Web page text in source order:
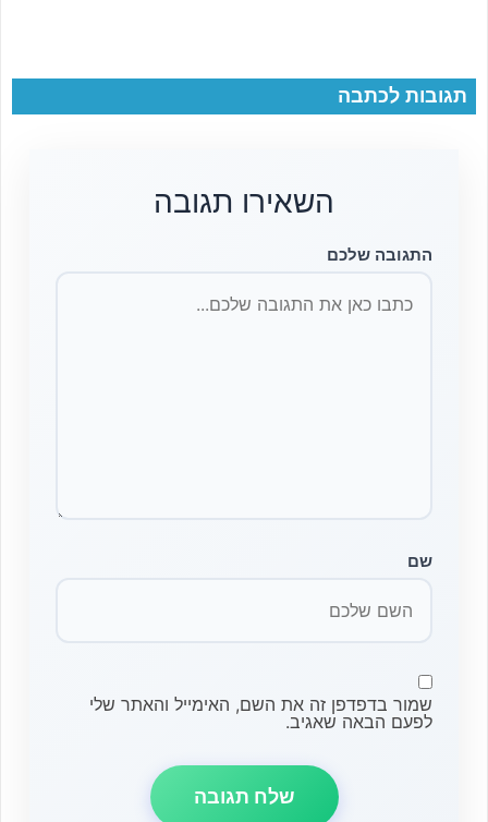
תגובות לכתבה
השאירו תגובה
התגובה שלכם
שם
שמור בדפדפן זה את השם, האימייל והאתר שלי
לפעם הבאה שאגיב.